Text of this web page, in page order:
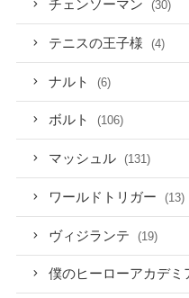
チェンソーマン (30)
テニスの王子様 (4)
ナルト (6)
ボルト (106)
マッシュル (131)
ワールドトリガー (13)
ヴィジランテ (19)
僕のヒーローアカデミ